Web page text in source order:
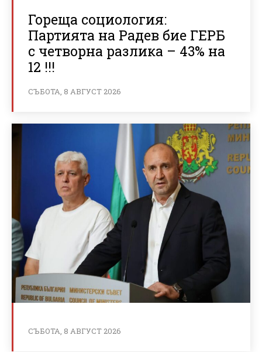
Гореща социология:
Партията на Радев бие ГЕРБ
с четворна разлика – 43% на
12 !!!
СЪБОТА, 8 АВГУСТ 2026
СЪБОТА, 8 АВГУСТ 2026